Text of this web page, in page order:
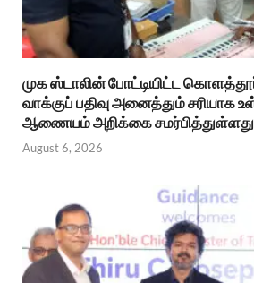
முக ஸ்டாலின் போட்டியிட்ட
வாக்குப் பதிவு அனைத்தும் சரியாக
ஆணையம் அறிக்கை சமர்பித்துள்ளது
August 6, 2026